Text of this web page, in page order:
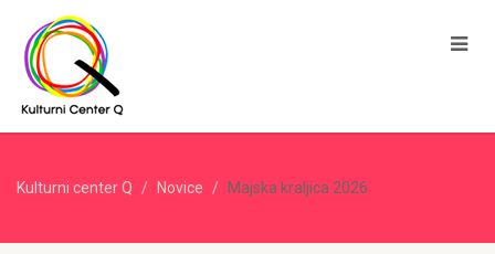
Kulturni center Q Novice Majska kraljica 2026